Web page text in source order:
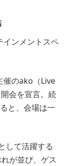
インメントスペ
催のako（Live
会を宣言。続
と、会場は一
して活躍する
が並び、ゲス